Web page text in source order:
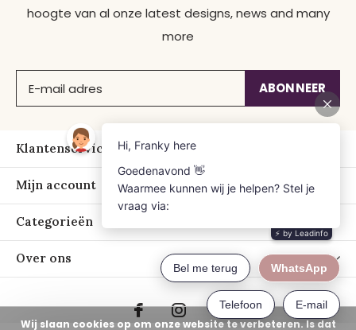
hoogte van al onze latest designs, news and many
more
ABONNEER
Klantenservice
Mijn account
Categorieën
Over ons
Wij slaan cookies op om onze website te verbeteren. Is dat